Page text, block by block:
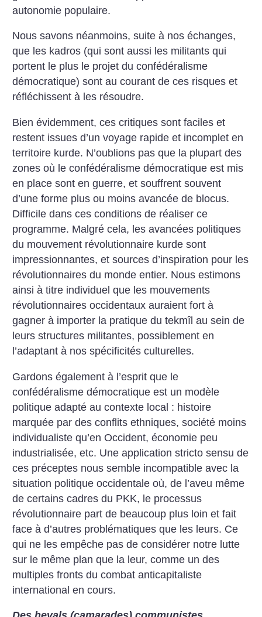
autonomie populaire.
Nous savons néanmoins, suite à nos échanges,
que les kadros (qui sont aussi les militants qui
portent le plus le projet du confédéralisme
démocratique) sont au courant de ces risques et
réfléchissent à les résoudre.
Bien évidemment, ces critiques sont faciles et
restent issues d’un voyage rapide et incomplet en
territoire kurde. N’oublions pas que la plupart des
zones où le confédéralisme démocratique est mis
en place sont en guerre, et souf­frent souvent
d’une forme plus ou moins avancée de blocus.
Difficile dans ces conditions de réaliser ce
programme. Malgré cela, les avancées politiques
du mouvement révolutionnaire kurde sont
impressionnantes, et sources d’inspiration pour les
révolutionnaires du monde entier. Nous estimons
ainsi à titre individuel que les mouvements
révolutionnaires occidentaux auraient fort à
gagner à importer la pratique du tekmîl au sein de
leurs structures militantes, possiblement en
l’adaptant à nos spécificités culturelles.
Gardons également à l’esprit que le
confédéralisme démocratique est un modèle
politique adapté au contexte local : histoire
marquée par des conflits ethniques, société moins
individualiste qu’en Occident, économie peu
industrialisée, etc. Une application stricto sensu de
ces préceptes nous semble incompatible avec la
situation politique occidentale où, de l’aveu même
de certains cadres du PKK, le processus
révolutionnaire part de beaucoup plus loin et fait
face à d’au­tres problématiques que les leurs. Ce
qui ne les empêche pas de considérer notre lutte
sur le même plan que la leur, comme un des
multiples fronts du combat anticapitaliste
international en cours.